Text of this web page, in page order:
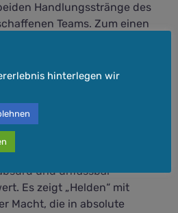
Handlungsstränge des
Teams. Zum einen
werden und zum anderen
fremden Dimension
indem sich blaue Aliens
mit dem britischen Adel
Das alles ist düster,
und unfassbar
Es zeigt „Helden“ mit
Macht, die in absolute
hinterlegen wir